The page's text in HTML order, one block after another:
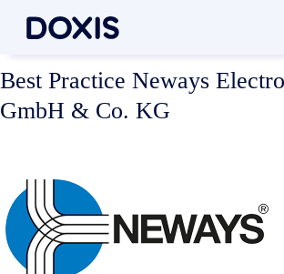
Best Practice Neways
GmbH & Co. KG